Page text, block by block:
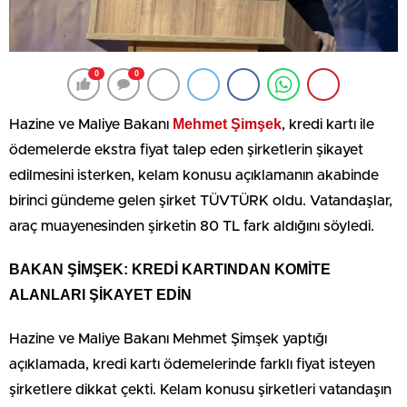
0 0
Hazine ve Maliye Bakanı Mehmet Şimşek, kredi kartı ile
ödemelerde ekstra fiyat talep eden şirketlerin şikayet
edilmesini isterken, kelam konusu açıklamanın akabinde
birinci gündeme gelen şirket TÜVTÜRK oldu. Vatandaşlar,
araç muayenesinden şirketin 80 TL fark aldığını söyledi.
BAKAN ŞİMŞEK: KREDİ KARTINDAN KOMİTE
ALANLARI ŞİKAYET EDİN
Hazine ve Maliye Bakanı Mehmet Şimşek yaptığı
açıklamada, kredi kartı ödemelerinde farklı fiyat isteyen
şirketlere dikkat çekti. Kelam konusu şirketleri vatandaşın